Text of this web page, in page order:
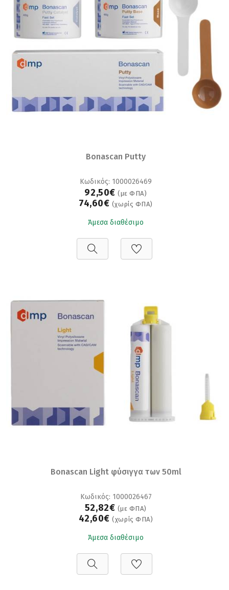
Bonascan Putty
Κωδικός: 1000026469
92,50€(με ΦΠΑ)
74,60€ (χωρίς ΦΠΑ)
Άμεσα διαθέσιμο
Bonascan Light φύσιγγα των 50ml
Κωδικός: 1000026467
52,82€ (με ΦΠΑ)
42,60€(χωρίς ΦΠΑ)
Άμεσα διαθέσιμο